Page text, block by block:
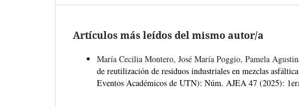
Artículos más leídos del mismo autor/a
María Cecilia Montero, José María Poggio, Pamela
de reutilización de residuos industriales en mezclas
Eventos Académicos de UTN): Núm. AJEA 47 (2025):